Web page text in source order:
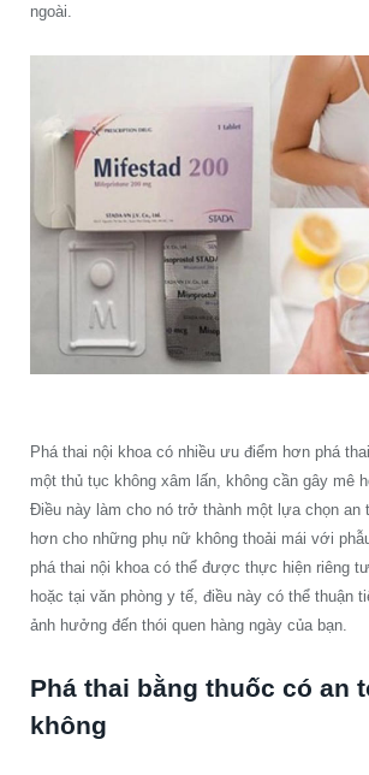
ngoài.
Phá thai nội khoa có nhiều ưu điểm hơn phá
một thủ tục không xâm lấn, không cần gây mê
Điều này làm cho nó trở thành một lựa chọn an
hơn cho những phụ nữ không thoải mái với
phá thai nội khoa có thể được thực hiện riêng
hoặc tại văn phòng y tế, điều này có thể thuận
ảnh hưởng đến thói quen hàng ngày của bạn.
Phá thai bằng thuốc có an
không